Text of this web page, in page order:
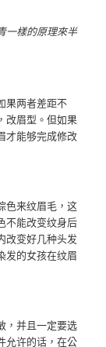
一樣的原理來半
果两者差距不
改眉型。但如果
才能够完成修改
色来纹眉毛，这
不能改变纹身后
改变好几种头发
发的女孩在纹眉
，并且一定要选
允许的话，在公